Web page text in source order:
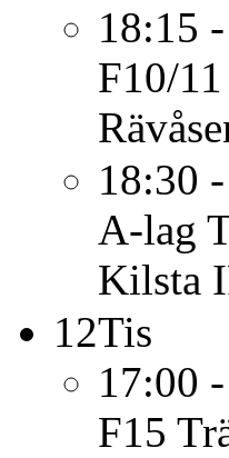
18:15
F10/11
18:30
A-lag
Kilsta
12Tis
17:00
F15